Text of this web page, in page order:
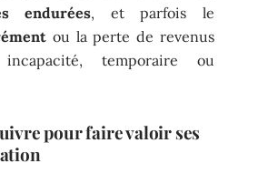
endurées, et parfois le
ou la perte de revenus
temporaire ou
pour faire valoir ses